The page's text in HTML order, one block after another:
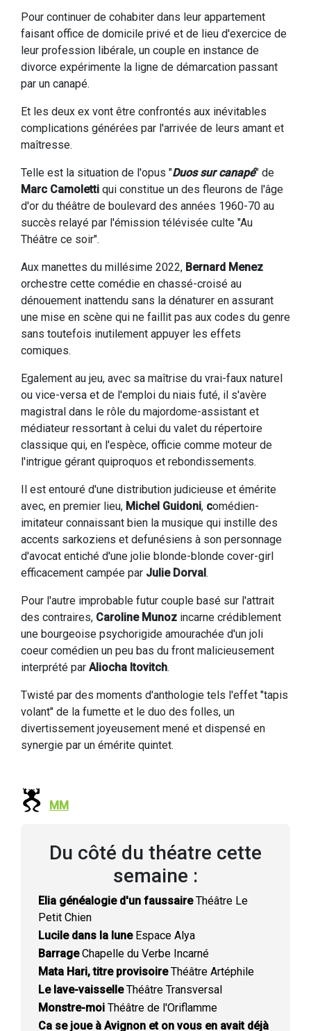
Pour continuer de cohabiter dans leur appartement
faisant office de domicile privé et de lieu d'exercice de
leur profession libérale, un couple en instance de
divorce expérimente la ligne de démarcation passant
par un canapé.
Et les deux ex vont être confrontés aux inévitables
complications générées par l'arrivée de leurs amant et
maîtresse.
Telle est la situation de l'opus "Duos sur canapé" de
Marc Camoletti qui constitue un des fleurons de l'âge
d'or du théâtre de boulevard des années 1960-70 au
succès relayé par l'émission télévisée culte "Au
Théâtre ce soir".
Aux manettes du millésime 2022, Bernard Menez
orchestre cette comédie en chassé-croisé au
dénouement inattendu sans la dénaturer en assurant
une mise en scène qui ne faillit pas aux codes du genre
sans toutefois inutilement appuyer les effets
comiques.
Egalement au jeu, avec sa maîtrise du vrai-faux naturel
ou vice-versa et de l'emploi du niais futé, il s'avère
magistral dans le rôle du majordome-assistant et
médiateur ressortant à celui du valet du répertoire
classique qui, en l'espèce, officie comme moteur de
l'intrigue gérant quiproquos et rebondissements.
Il est entouré d'une distribution judicieuse et émérite
avec, en premier lieu, Michel Guidoni, comédien-
imitateur connaissant bien la musique qui instille des
accents sarkoziens et defunésiens à son personnage
d'avocat entiché d'une jolie blonde-blonde cover-girl
efficacement campée par Julie Dorval.
Pour l'autre improbable futur couple basé sur l'attrait
des contraires, Caroline Munoz incarne crédiblement
une bourgeoise psychorigide amourachée d'un joli
coeur comédien un peu bas du front malicieusement
interprété par Aliocha Itovitch.
Twisté par des moments d'anthologie tels l'effet "tapis
volant" de la fumette et le duo des folles, un
divertissement joyeusement mené et dispensé en
synergie par un émérite quintet.
MM
Du côté du théatre cette
semaine :
Elia généalogie d'un faussaireThéâtre Le
Petit Chien
Lucile dans la luneEspace Alya
BarrageChapelle du Verbe Incarné
Mata Hari, titre provisoireThéâtre Artéphile
Le lave-vaisselleThéâtre Transversal
Monstre-moi Théâtre de l'Oriflamme
Ca se joue à Avignon et on vous en avait déjà